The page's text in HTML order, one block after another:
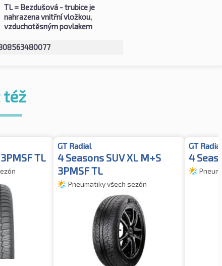
TL= Bezdušová - trubice je
nahrazena vnitřní vložkou,
vzduchotěsným povlakem
též
TL
GT Radial
4 Seasons SUV XL M+S
3PMSF TL
Pneumatiky všech sezón
GT Radial
4